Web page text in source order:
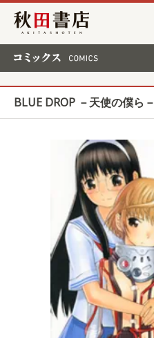
秋田書店
BLUE DROP －天使の僕ら－